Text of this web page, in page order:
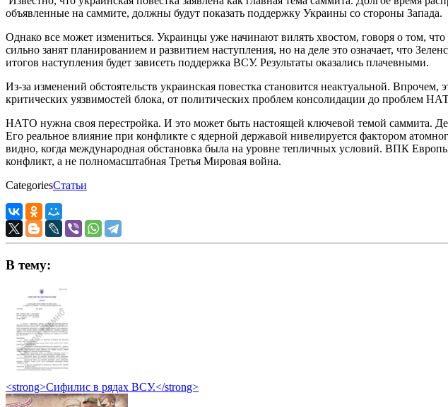
объявленные на саммите, должны будут показать поддержку Украины со стороны Запада.
Однако все может измениться. Украинцы уже начинают вилять хвостом, говоря о том, что
сильно занят планированием и развитием наступления, но на деле это означает, что
итогов наступления будет зависеть поддержка ВСУ. Результаты оказались плачевными.
Из-за изменений обстоятельств украинская повестка становится неактуальной.
критических уязвимостей блока, от политических проблем консолидации до проблем
НАТО нужна своя перестройка. И это может быть настоящей ключевой темой саммита.
Его реальное влияние при конфликте с ядерной державой нивелируется фактором
видно, когда международная обстановка была на уровне тепличных условий. ВПК
конфликт, а не полномасштабная Третья Мировая война.
CategoriesСтатьи
В тему:
<strong>Сифилис в рядах ВСУ.</strong>